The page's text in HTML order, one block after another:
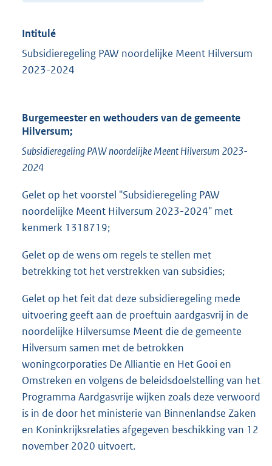
Intitulé
Subsidieregeling PAW noordelijke Meent Hilversum
2023-2024
Burgemeester en wethouders van de gemeente
Hilversum;
SubsidieregelingPAW noordelijke Meent Hilversum 2023-
2024
Gelet op het voorstel "Subsidieregeling PAW
noordelijke Meent Hilversum 2023-2024" met
kenmerk 1318719;
Gelet op de wens om regels te stellen met
betrekking tot het verstrekken van subsidies;
Gelet op het feit dat deze subsidieregeling mede
uitvoering geeft aan de proeftuin aardgasvrij in de
noordelijke Hilversumse Meent die de gemeente
Hilversum samen met de betrokken
woningcorporaties De Alliantie en Het Gooi en
Omstreken en volgens de beleidsdoelstelling van het
Programma Aardgasvrije wijken zoals deze verwoord
is in de door het ministerie van Binnenlandse Zaken
en Koninkrijksrelaties afgegeven beschikking van 12
november 2020 uitvoert.